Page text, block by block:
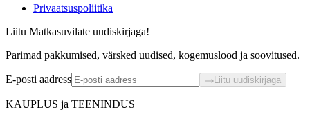
Privaatsuspoliitika
Liitu Matkasuvilate uudiskirjaga!
Parimad pakkumised, värsked uudised, kogemuslood ja soovitused.
E-posti aadress Liitu uudiskirjaga
KAUPLUS ja TEENINDUS